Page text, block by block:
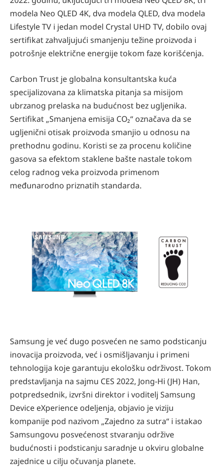
modela Neo QLED 4K, dva modela QLED, dva modela
Lifestyle TV i jedan model Crystal UHD TV, dobilo ovaj
sertifikat zahvaljujući smanjenju težine proizvoda i
potrošnje električne energije tokom faze korišćenja.
Carbon Trust je globalna konsultantska kuća
specijalizovana za klimatska pitanja sa misijom
ubrzanog prelaska na budućnost bez ugljenika.
Sertifikat „Smanjena emisija CO₂“ označava da se
ugljenični otisak proizvoda smanjio u odnosu na
prethodnu godinu. Koristi se za procenu količine
gasova sa efektom staklene bašte nastale tokom
celog radnog veka proizvoda primenom
međunarodno priznatih standarda.
Samsung je već dugo posvećen ne samo podsticanju
inovacija proizvoda, već i osmišljavanju i primeni
tehnologija koje garantuju ekološku održivost. Tokom
predstavljanja na sajmu CES 2022, Jong-Hi (JH) Han,
potpredsednik, izvršni direktor i voditelj Samsung
Device eXperience odeljenja, objavio je viziju
kompanije pod nazivom „Zajedno za sutra“ i istakao
Samsungovu posvećenost stvaranju održive
budućnosti i podsticanju saradnje u okviru globalne
zajednice u cilju očuvanja planete.